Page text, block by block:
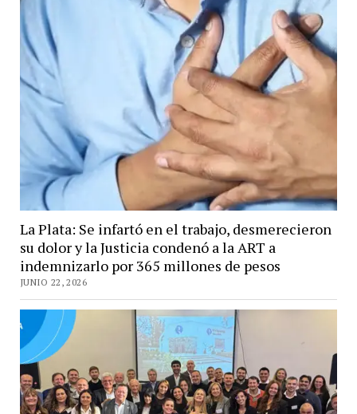
La Plata: Se infartó en el trabajo, desmerecieron
su dolor y la Justicia condenó a la ART a
indemnizarlo por 365 millones de pesos
JUNIO 22, 2026